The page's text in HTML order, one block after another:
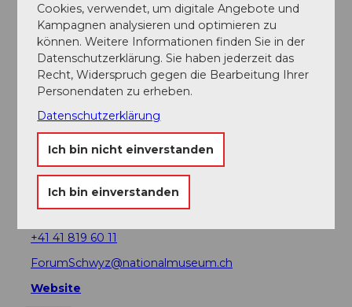
Veranstaltung
Essen und Trinken
Veranstaltungsort
Forum Schweizer Geschichte Schwyz
Zeughausstrasse 5
+41 41 819 60 11
ForumSchwyz@nationalmuseum.ch
Website
Cookies, verwendet, um digitale Angebote und
Kampagnen analysieren und optimieren zu
können. Weitere Informationen finden Sie in der
Datenschutzerklärung. Sie haben jederzeit das
Recht, Widerspruch gegen die Bearbeitung Ihrer
Personendaten zu erheben.
Datenschutzerklärung
Ich bin nicht einverstanden
Ich bin einverstanden